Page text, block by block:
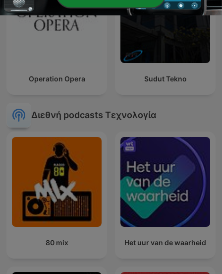
Operation Opera Sudut Tekno
Διεθνή podcasts Τεχνολογία
80 mix Het uur van de waarheid